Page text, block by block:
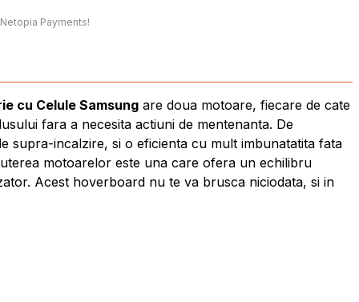
Payments!
cu Celule Samsung are doua motoare, fiecare de cate
fara a necesita actiuni de mentenanta. De
supra-incalzire, si o eficienta cu mult imbunatatita fata
motoarelor este una care ofera un echilibru
Acest hoverboard nu te va brusca niciodata, si in